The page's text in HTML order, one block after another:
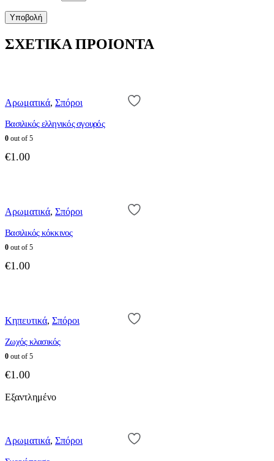
ΣΧΕΤΙΚΑ ΠΡΟΙΟΝΤΑ
Αρωματικά, Σπόροι
Βασιλικός ελληνικός σγουρός
0 out of 5
€1.00
Αρωματικά, Σπόροι
Βασιλικός κόκκινος
0 out of 5
€1.00
Κηπευτικά, Σπόροι
Ζωχός κλασικός
0 out of 5
€1.00
Εξαντλημένο
Αρωματικά, Σπόροι